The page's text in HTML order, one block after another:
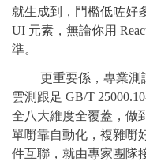
就生成到，門檻低咗好
UI 元素，無論你用
準。
更重要係，專業測
雲測跟足 GB/T
全八大維度全覆蓋，做
單嘢靠自動化，複雜嘢
件互聯，就由專家團隊